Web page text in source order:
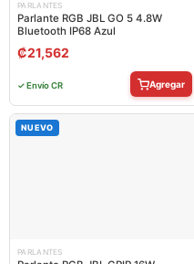
PARLANTES
Parlante RGB JBL GO 5 4.8W
Bluetooth IP68 Azul
₡21,562
✓ Envío CR Agregar
NUEVO
PARLANTES